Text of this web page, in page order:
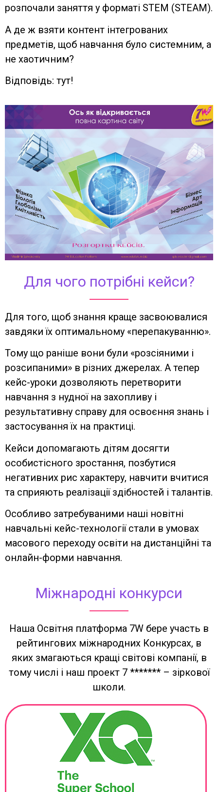
розпочали заняття у форматі STEM (STEAM).
А де ж взяти контент інтегрованих
предметів, щоб навчання було системним, а
не хаотичним?
Відповідь: тут!
Для чого потрібні кейси?
Для того, щоб знання краще засвоювалися
завдяки їх оптимальному «перепакуванню».
Тому що раніше вони були «розсіяними і
розсипаними» в різних джерелах. А тепер
кейс-уроки дозволяють перетворити
навчання з нудної на захопливу і
результативну справу для освоєння знань і
застосування їх на практиці.
Кейси допомагають дітям досягти
особистісного зростання, позбутися
негативних рис характеру, навчити вчитися
та сприяють реалізації здібностей і талантів.
Особливо затребуваними наші новітні
навчальні кейс-технології стали в умовах
масового переходу освіти на дистанційні та
онлайн-форми навчання.
Міжнародні конкурси
Наша Освітня платформа 7W бере участь в
рейтингових міжнародних Конкурсах, в
яких змагаються кращі світові компанії, в
тому числі і наш проект 7 ******* – зіркової
школи.